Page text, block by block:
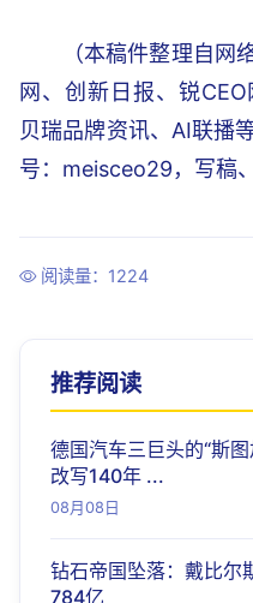
（本稿件整理自网
网、创新日报、锐
贝瑞品牌资讯、AI联播
号：meisceo29，写稿
阅读量：1224
推荐阅读
德国汽车三巨头的“斯
改写140年 ...
08月08日
钻石帝国坠落：戴比尔
784亿